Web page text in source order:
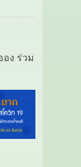
ง ร่วม